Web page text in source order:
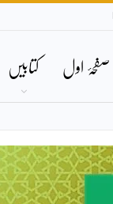
صفحۂ اول کتابیں